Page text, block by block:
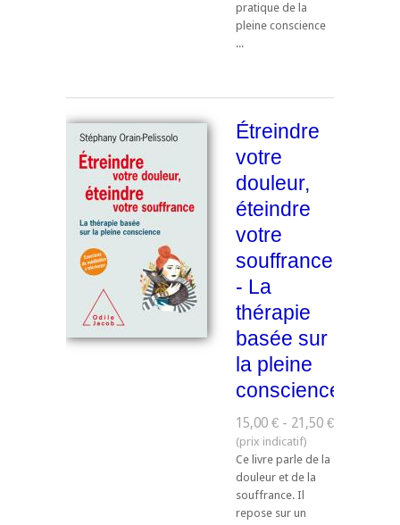
pratique de la
pleine conscience
...
Étreindre
votre
douleur,
éteindre
votre
souffrance
- La
thérapie
basée sur
la pleine
conscience
15,00 € - 21,50 €
Ce livre parle de la
douleur et de la
souffrance. Il
repose sur un